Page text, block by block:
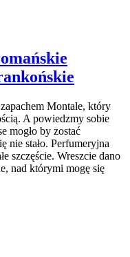
Montale, który
A powiedzmy sobie
mogło by zostać
nie stało. Perfumeryjna
szczęście. Wreszcie dano
nad którymi mogę się